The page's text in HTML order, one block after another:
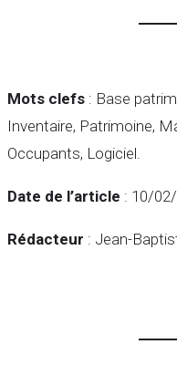
Mots clefs : Base
Inventaire, Patrimoine,
Occupants, Logiciel.
Date de l’article : 10/
Rédacteur : Jean-